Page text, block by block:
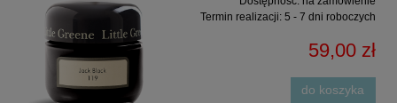
Termin realizacji: 5 - 7 dni roboczych
59,00 zł
do koszyka